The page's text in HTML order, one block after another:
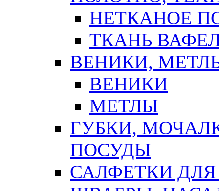
НЕТКАНОЕ
ТКАНЬ
ВЕНИКИ,
ВЕНИКИ
МЕТЛЫ
ГУБКИ,
ПОСУДЫ
САЛФЕТКИ